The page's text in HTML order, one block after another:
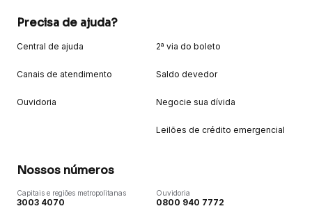
Precisa de ajuda?
Central de ajuda
Canais de atendimento
Ouvidoria
2ª via do boleto
Saldo devedor
Negocie sua dívida
Leilões de crédito emergencial
Nossos números
Capitais e regiões metropolitanas
3003 4070
Ouvidoria
0800 940 7772